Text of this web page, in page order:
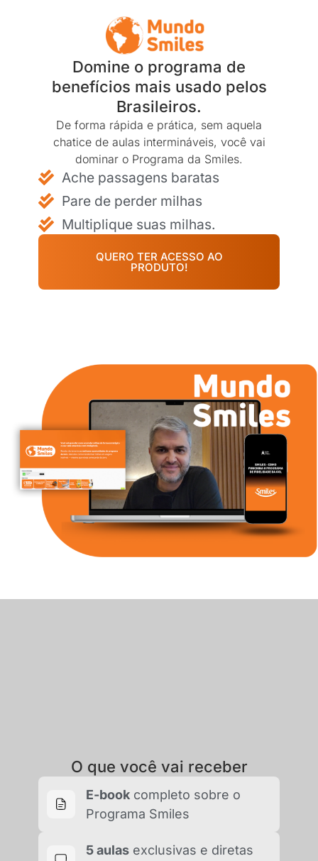
Domine o programa de
benefícios mais usado pelos
Brasileiros.
De forma rápida e prática, sem aquela
chatice de aulas intermináveis, você vai
dominar o Programa da Smiles.
Ache passagens baratas
Pare de perder milhas
Multiplique suas milhas.
QUERO TER ACESSO AO
PRODUTO!
O que você vai receber
E-book completo sobre o
Programa Smiles
5 aulas exclusivas e diretas